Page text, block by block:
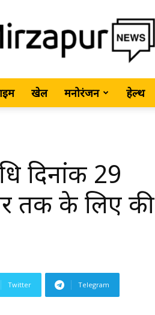
MirzapurNews.com
•
क्राइम खेल मनोरंजन हेल्थ
दिनांक 29
तक के लिए की
Twitter Telegram